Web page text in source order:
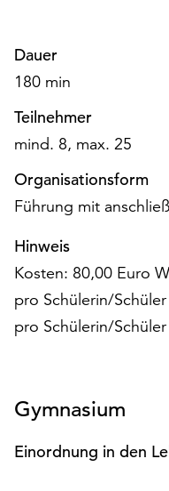
weiterhin
ausgeführt.
Sie
die
Cookies
anpassen,
Sie
die
Einstellungen
über
die
Weitere
Informationen
finden
Dauer
180 min
Teilnehmer
mind. 8, max. 25
Organisationsform
Führung mit
Hinweis
Kosten: 80,00 Euro
pro Schülerin/
pro Schülerin/
Gymnasium
Einordnung in den